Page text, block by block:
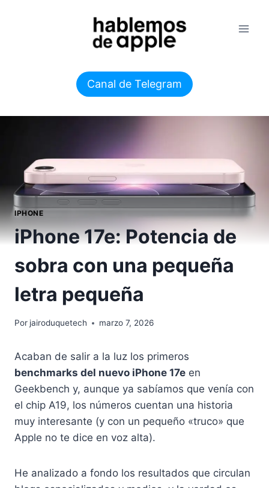
Canal de Telegram
IPHONE
iPhone 17e: Potencia de
sobra con una pequeña
letra pequeña
Por jairoduquetech marzo 7, 2026
Acaban de salir a la luz los primeros
benchmarks del nuevo iPhone 17e en
Geekbench y, aunque ya sabíamos que venía con
el chip A19, los números cuentan una historia
muy interesante (y con un pequeño «truco» que
Apple no te dice en voz alta).
He analizado a fondo los resultados que circulan